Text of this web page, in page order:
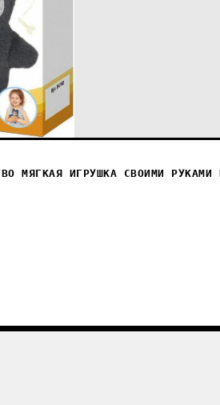
МЯГКАЯ ИГРУШКА СВОИМИ РУКАМИ